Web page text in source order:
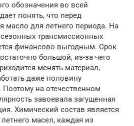
обозначения во всей
понять, что перед
масло для летнего периода. На
трансмиссионных
финансово выгодным. Срок
большой, из-за чего
менять материал,
даже половину
Поэтому на отечественном
завоевала загущенная
Химический состав является
масел, каждая из